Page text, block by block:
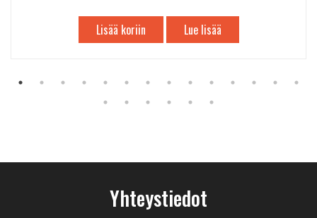
Lisää koriin Lue lisää
Yhteystiedot